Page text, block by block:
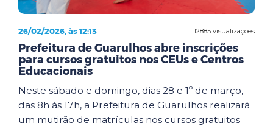
12885 visualizações
26/02/2026, às 12:13
Prefeitura de Guarulhos abre inscrições
para cursos gratuitos nos CEUs e Centros
Educacionais
Neste sábado e domingo, dias 28 e 1º de março,
das 8h às 17h, a Prefeitura de Guarulhos realizará
um mutirão de matrículas nos cursos gratuitos